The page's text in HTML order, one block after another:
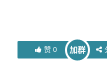
赞0 加群